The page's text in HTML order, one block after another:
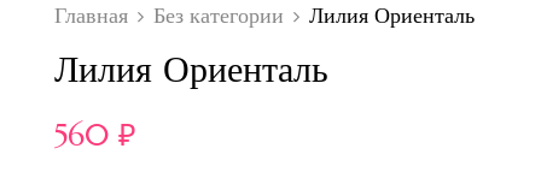
Главная Без категории Лилия Ориенталь
Лилия Ориенталь
560 ₽